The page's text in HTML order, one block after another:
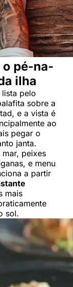
pé-na-
ilha
pelo
sobre a
e a vista é
ao
pegar o
janta.
peixes
e menu
a partir
mais
sol.